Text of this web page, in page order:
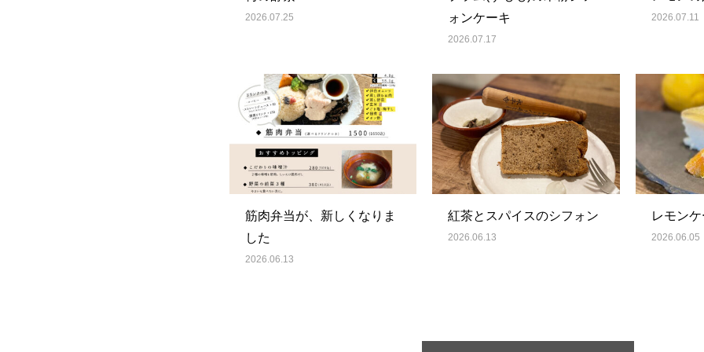
2026.07.25
ォンケーキ
2026.07.17
2026.07.11
筋肉弁当が、新しくなりま
した
2026.06.13
紅茶とスパイスのシフォン
2026.06.13
レモン
2026.06.05